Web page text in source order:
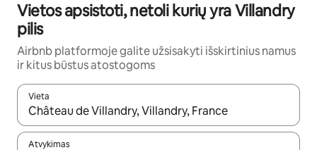
Vietos apsistoti, netoli kurių yra Villandry
pilis
Airbnb platformoje galite užsisakyti išskirtinius namus
ir kitus būstus atostogoms
Vieta
Kai pasirodys paieškos rezultatai, juos naršyti galite
Atvykimas